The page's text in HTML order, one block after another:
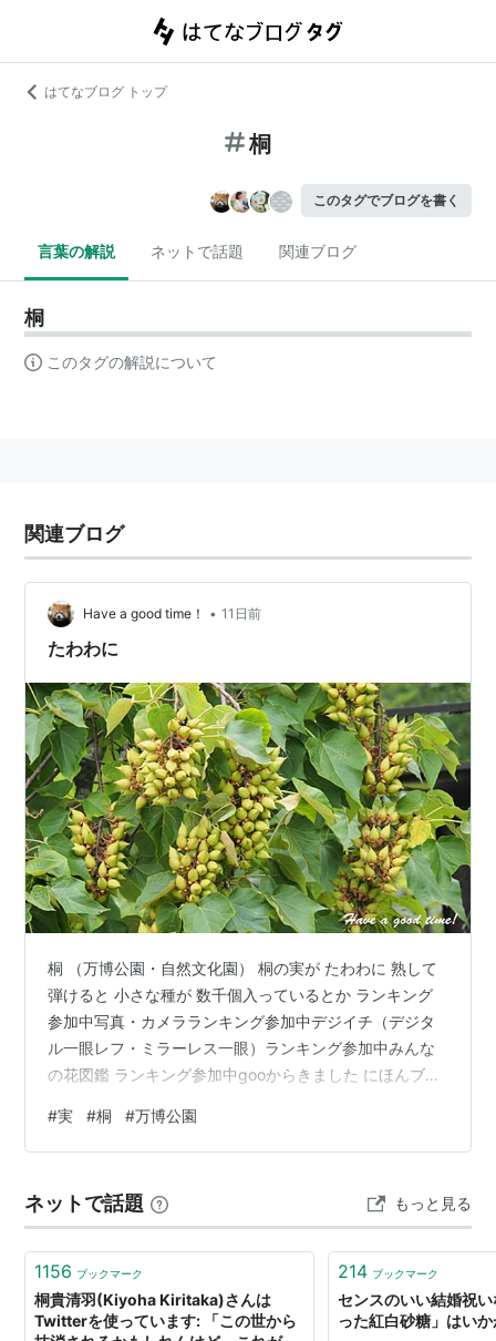
はてなブログ トップ
桐
このタグでブログを書く
言葉の解説 ネットで話題 関連ブログ
桐
このタグの解説について
関連ブログ
Have a good time！ • 11日前
たわわに
桐 （万博公園・自然文化園） 桐の実が たわわに 熟して
弾けると 小さな種が 数千個入っているとか ランキング
参加中写真・カメラランキング参加中デジイチ（デジタ
ル一眼レフ・ミラーレス一眼）ランキング参加中みんな
の花図鑑 ランキング参加中gooからきました にほんブロ
#実 #桐 #万博公園
ネットで話題 もっと見る
1156 ブックマーク
桐貴清羽(Kiyoha Kiritaka)さんは
Twitterを使っています: 「この世から
214 ブックマーク
センスのいい結婚祝
った紅白砂糖」はい